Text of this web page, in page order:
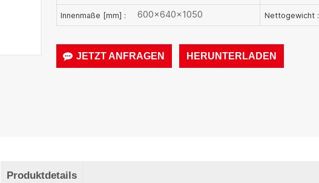
Innenmaße [mm] : 600×640×1050 Nettogewicht :
JETZT ANFRAGEN HERUNTERLADEN
Produktdetails